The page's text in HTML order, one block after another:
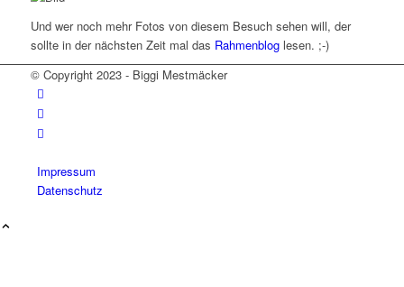
Und wer noch mehr Fotos von diesem Besuch sehen will, der
sollte in der nächsten Zeit mal das Rahmenbloglesen. ;-)
© Copyright 2023 - Biggi Mestmäcker
Impressum
Datenschutz